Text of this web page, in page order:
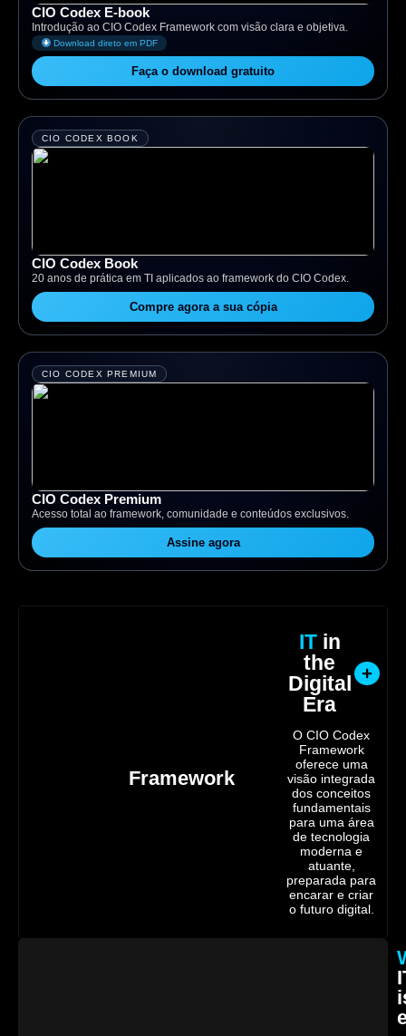
CIO Codex E-book
Introdução ao CIO Codex Framework com visão clara e objetiva.
Download direto em PDF
Faça o download gratuito
CIO CODEX BOOK
CIO Codex Book
20 anos de prática em TI aplicados ao framework do CIO Codex.
Compre agora a sua cópia
CIO CODEX PREMIUM
CIO Codex Premium
Acesso total ao framework, comunidade e conteúdos exclusivos.
Assine agora
Framework
ITin
the
Digital
Era
O CIO Codex
Framework
oferece uma
visão integrada
dos conceitos
fundamentais
para uma área
de tecnologia
moderna e
atuante,
preparada para
encarar e criar
o futuro digital.